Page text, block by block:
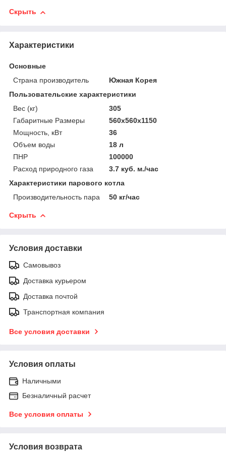
Скрыть
Характеристики
Основные
Страна производитель
Южная Корея
Пользовательские характеристики
Вес (кг)
305
Габаритные Размеры
560х560х1150
Мощность, кВт
36
Объем воды
18 л
ПНР
100000
Расход природного газа
3.7 куб. м./час
Характеристики парового котла
Производительность пара
50 кг/час
Скрыть
Условия доставки
Самовывоз
Доставка курьером
Доставка почтой
Транспортная компания
Все условия доставки
Условия оплаты
Наличными
Безналичный расчет
Все условия оплаты
Условия возврата